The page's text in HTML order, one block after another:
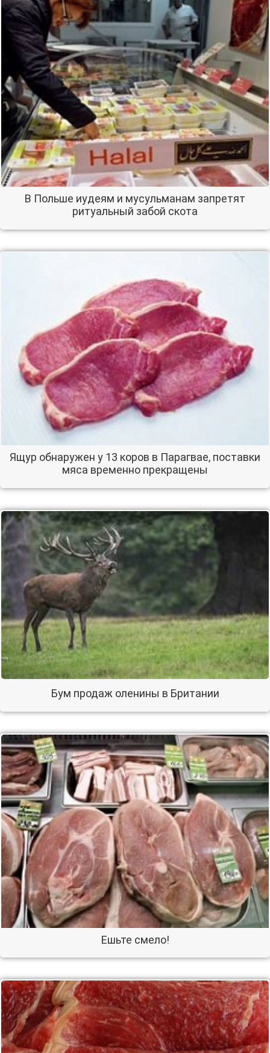
В Польше иудеям и мусульманам запретят
ритуальный забой скота
Ящур обнаружен у 13 коров в Парагвае, поставки
мяса временно прекращены
Бум продаж оленины в Британии
Ешьте смело!